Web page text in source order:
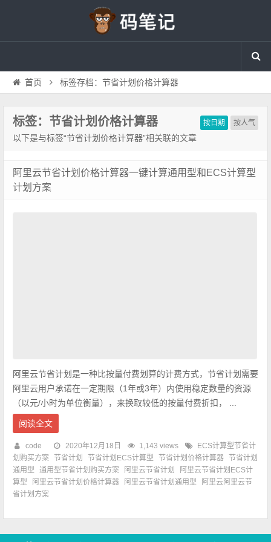
首页 标签存档：节省计划价格计算器
按日期 按人气
标签：节省计划价格计算器
以下是与标签“节省计划价格计算器”相关联的文章
阿里云节省计划价格计算器一键计算通用型和ECS计算型
计划方案
阿里云节省计划是一种比按量付费划算的计费方式，节省计划需要
阿里云用户承诺在一定期限（1年或3年）内使用稳定数量的资源
（以元/小时为单位衡量），来换取较低的按量付费折扣， ...
阅读全文
code 2020年12月18日 1,143 views
ECS计算型节省计
划购买方案
节省计划 节省计划ECS计算型 节省计划价格计算器
节省计划
通用型
通用型节省计划购买方案 阿里云节省计划
阿里云节省计划ECS计
算型
阿里云节省计划价格计算器 阿里云节省计划通用型
阿里云阿里云节
省计划方案